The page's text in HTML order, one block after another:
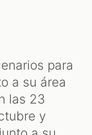
para
a su área
las 23
y